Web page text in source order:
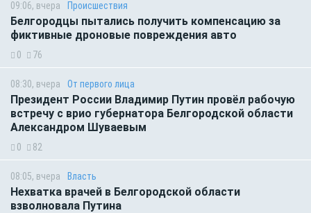
09:06, вчера Происшествия
Белгородцы пытались получить компенсацию за
фиктивные дроновые повреждения авто
0 76
08:30, вчера От первого лица
Президент России Владимир Путин провёл рабочую
встречу с врио губернатора Белгородской области
Александром Шуваевым
0 82
08:05, вчера Власть
Нехватка врачей в Белгородской области
взволновала Путина